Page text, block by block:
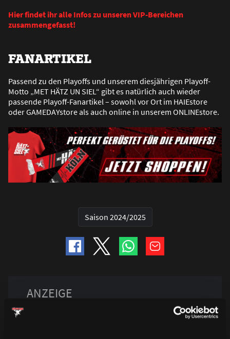
Hier findet ihr alle Infos zu unseren VIP-Bereichen
zusammengefasst!
FANARTIKEL
Passend zu den Playoffs und unserem diesjährigen Playoff-
Motto „MET HÄTZ UN SIEL“ gibt es natürlich auch wieder
passende Playoff-Fanartikel – sowohl vor Ort im HAIEstore
oder GAMEDAYstore als auch online in unserem ONLINEstore.
Saison 2024/2025